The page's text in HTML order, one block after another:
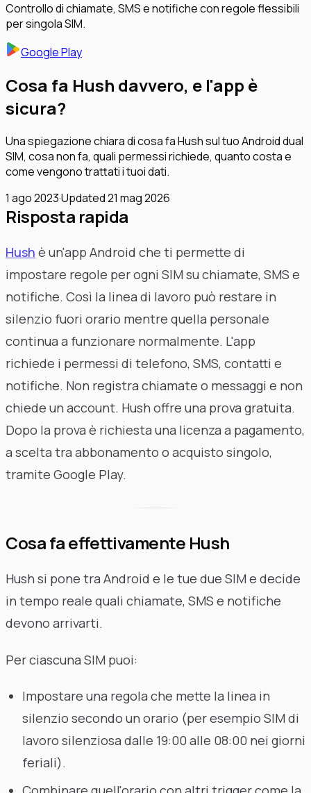
Controllo di chiamate, SMS e notifiche con regole flessibili
per singola SIM.
Google Play
Cosa fa Hush davvero, e l'app è
sicura?
Una spiegazione chiara di cosa fa Hush sul tuo Android dual
SIM, cosa non fa, quali permessi richiede, quanto costa e
come vengono trattati i tuoi dati.
1 ago 2023·Updated21 mag 2026
Risposta rapida
Hush è un'app Android che ti permette di
impostare regole per ogni SIM su chiamate, SMS e
notifiche. Così la linea di lavoro può restare in
silenzio fuori orario mentre quella personale
continua a funzionare normalmente. L'app
richiede i permessi di telefono, SMS, contatti e
notifiche. Non registra chiamate o messaggi e non
chiede un account. Hush offre una prova gratuita.
Dopo la prova è richiesta una licenza a pagamento,
a scelta tra abbonamento o acquisto singolo,
tramite Google Play.
Cosa fa effettivamente Hush
Hush si pone tra Android e le tue due SIM e decide
in tempo reale quali chiamate, SMS e notifiche
devono arrivarti.
Per ciascuna SIM puoi:
Impostare una regola che mette la linea in
silenzio secondo un orario (per esempio SIM di
lavoro silenziosa dalle 19:00 alle 08:00 nei giorni
feriali).